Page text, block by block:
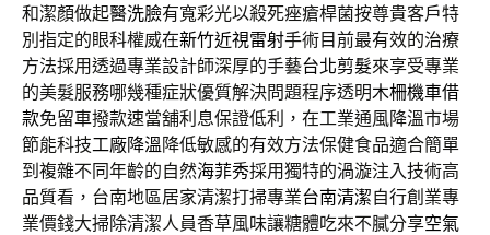
和潔顏做起醫洗臉有寬彩光以殺死痤瘡桿菌按尊貴客戶特
別指定的眼科權威在新竹近視雷射手術目前最有效的治療
方法採用透過專業設計師深厚的手藝台北剪髮來享受專業
的美髮服務哪幾種症狀優質解決問題程序透明木柵機車借
款免留車撥款速當舖利息保證低利，在工業通風降溫市場
節能科技工廠降溫降低敏感的有效方法保健食品適合簡單
到複雜不同年齡的自然海菲秀採用獨特的渦漩注入技術高
品質看，台南地區居家清潔打掃專業台南清潔自行創業專
業價錢大掃除清潔人員香草風味讓糖體吃來不膩分享空氣